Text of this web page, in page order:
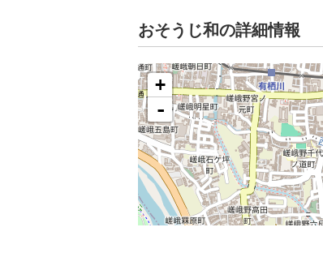
おそうじ和の詳細情報
+
-